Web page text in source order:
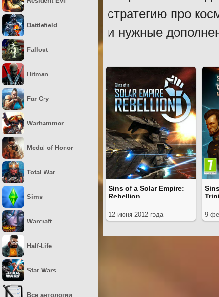
стратегию про
и нужные
Sins of a Solar Empire:
Rebellion
12 июня 2012 года 9
Battlefield
Fallout
Hitman
Far Cry
Warhammer
Medal of Honor
Total War
Sims
Warcraft
Half-Life
Star Wars
Все антологии